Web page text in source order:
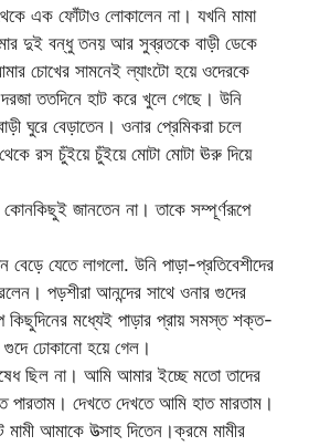
এক ফোঁটাও লোকালেন না। যখনি মামা
দুই বন্ধু তনয় আর সুব্রতকে বাড়ী ডেকে
চোখের সামনেই ল্যাংটো হয়ে ওদেরকে
ততদিনে হাট করে খুলে গেছে। উনি
ঘুরে বেড়াতেন। ওনার প্রেমিকরা চলে
রস চুঁইয়ে চুঁইয়ে মোটা মোটা ঊরু দিয়ে
জানতেন না। তাকে সম্পূর্ণরূপে
বেড়ে যেতে লাগলো. উনি পাড়া-প্রতিবেশীদের
পড়শীরা আনন্দের সাথে ওনার গুদের
কিছুদিনের মধ্যেই পাড়ার প্রায় সমস্ত শক্ত-
গুদে ঢোকানো হয়ে গেল।
ছিল না। আমি আমার ইচ্ছে মতো তাদের
পারতাম। দেখতে দেখতে আমি হাত মারতাম।
আমাকে উত্সাহ দিতেন।ক্রমে মামীর